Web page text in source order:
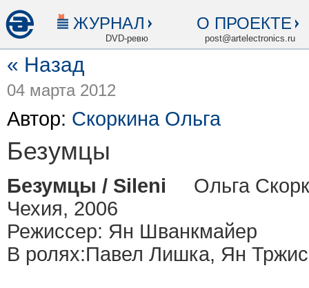
ЖУРНАЛ
DVD-ревю
О ПРОЕКТЕ
post@artelectronics.ru
« Назад
04 марта 2012
Автор: Скоркина Ольга
Безумцы
Безумцы / Sileni
Ольга
Чехия, 2006
Режиссер: Ян Шванкмайер
В ролях:Павел Лишка, Ян